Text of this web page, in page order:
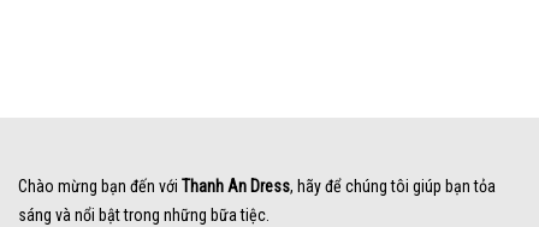
Chào mừng bạn đến với Thanh An Dress, hãy để chúng tôi giúp bạn tỏa
sáng và nổi bật trong những bữa tiệc.